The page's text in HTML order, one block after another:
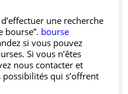
une recherche
bourse”. bourse
si vous pouvez
Si vous n’êtes
nous contacter et
qui s’offrent